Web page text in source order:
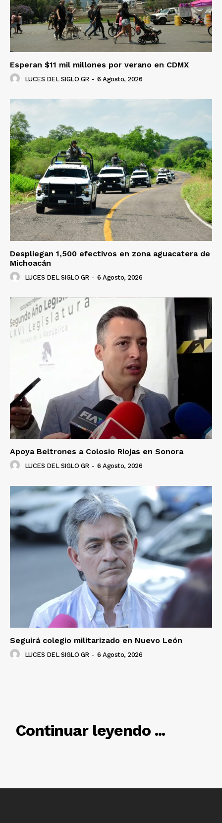
Esperan $11 mil millones por verano en CDMX
LUCES DEL SIGLO GR - 6 Agosto, 2026
Despliegan 1,500 efectivos en zona aguacatera de
Michoacán
LUCES DEL SIGLO GR - 6 Agosto, 2026
Apoya Beltrones a Colosio Riojas en Sonora
LUCES DEL SIGLO GR - 6 Agosto, 2026
Seguirá colegio militarizado en Nuevo León
LUCES DEL SIGLO GR - 6 Agosto, 2026
Continuar leyendo ...
RELACIONADO